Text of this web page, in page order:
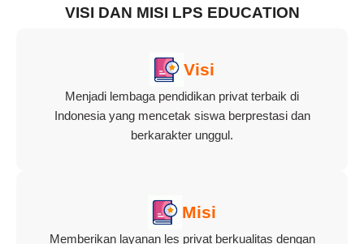
VISI DAN MISI LPS EDUCATION
Visi
Menjadi lembaga pendidikan privat terbaik di
Indonesia yang mencetak siswa berprestasi dan
berkarakter unggul.
Misi
Memberikan layanan les privat berkualitas dengan